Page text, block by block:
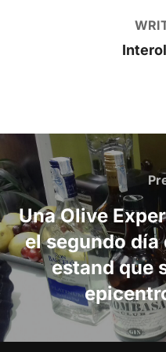
Post
navigation
Una Olive
el segundo día
estand que